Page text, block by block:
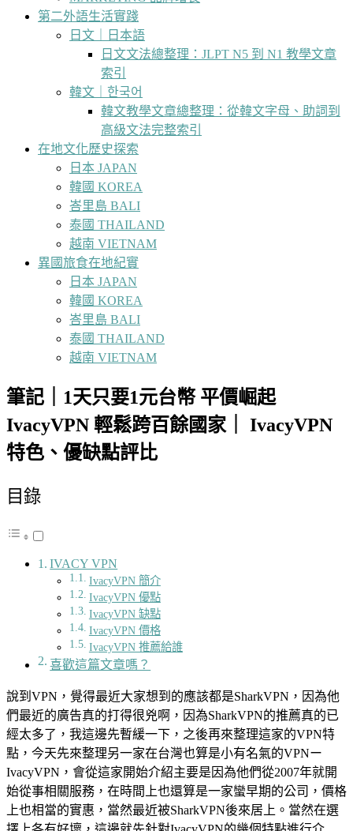
第二外語生活實踐
日文｜日本語
日文文法總整理：JLPT N5 到 N1 教學文章
索引
韓文｜한국어
韓文教學文章總整理：從韓文字母、助詞到
高級文法完整索引
在地文化歷史探索
日本 JAPAN
韓國 KOREA
峇里島 BALI
泰國 THAILAND
越南 VIETNAM
異國旅食在地紀實
日本 JAPAN
韓國 KOREA
峇里島 BALI
泰國 THAILAND
越南 VIETNAM
筆記｜1天只要1元台幣 平價崛起
IvacyVPN 輕鬆跨百餘國家｜ IvacyVPN
特色、優缺點評比
目錄
IVACY VPN
IvacyVPN 簡介
IvacyVPN 優點
IvacyVPN 缺點
IvacyVPN 價格
IvacyVPN 推薦給誰
喜歡這篇文章嗎？
說到VPN，覺得最近大家想到的應該都是SharkVPN，因為他
們最近的廣告真的打得很兇啊，因為SharkVPN的推薦真的已
經太多了，我這邊先暫緩一下，之後再來整理這家的VPN特
點，今天先來整理另一家在台灣也算是小有名氣的VPNー
IvacyVPN，會從這家開始介紹主要是因為他們從2007年就開
始從事相關服務，在時間上也還算是一家蠻早期的公司，價格
上也相當的實惠，當然最近被SharkVPN後來居上。當然在選